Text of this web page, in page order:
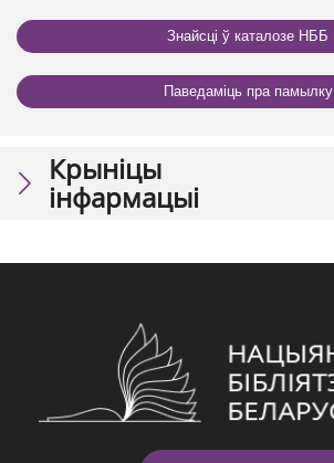
Знайсці ў каталозе НББ
Паведаміць пра памылку
Крыніцы
інфармацыі